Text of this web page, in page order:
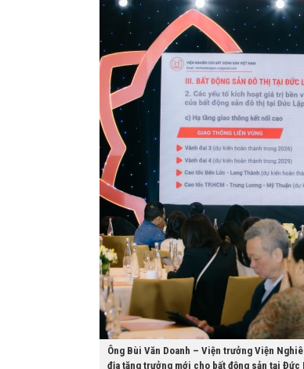
Ông Bùi Văn Doanh – Viện trưởng Viện
địa tăng trưởng mới cho bất động sản tại Đức